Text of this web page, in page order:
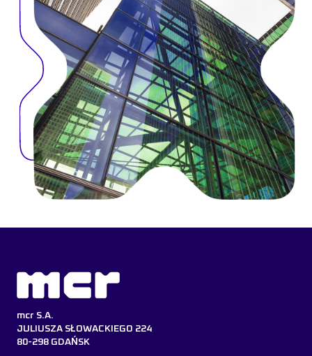
mcr S.A.
JULIUSZA SŁOWACKIEGO 224
80-298 GDAŃSK